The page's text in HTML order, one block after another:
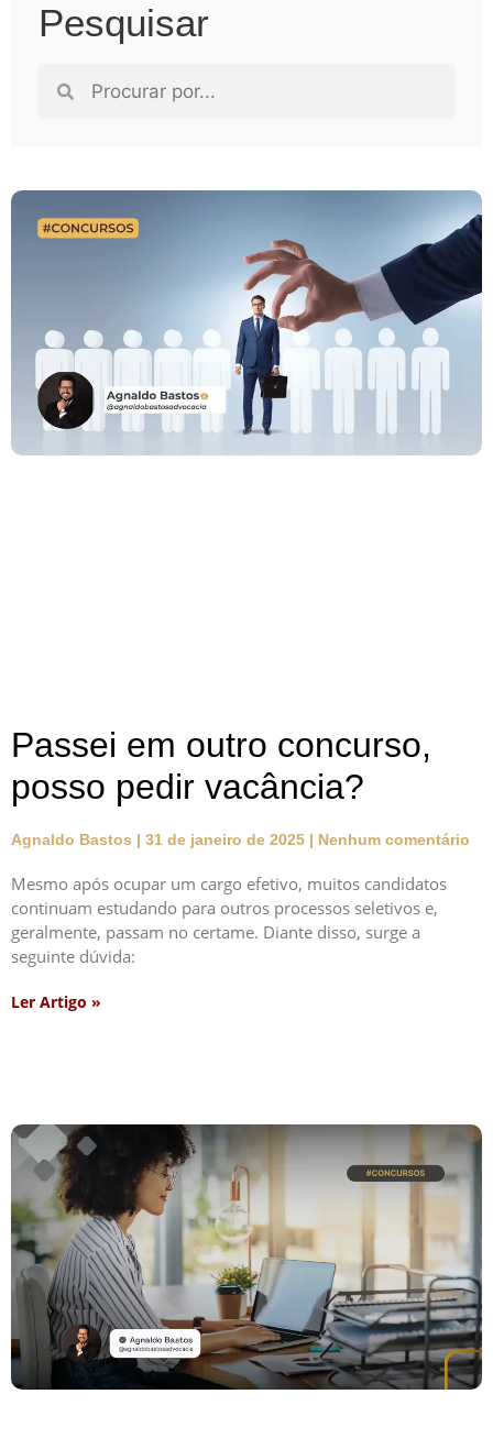
Pesquisar
Passei em outro concurso,
posso pedir vacância?
Agnaldo Bastos 31 de janeiro de 2025 Nenhum comentário
Mesmo após ocupar um cargo efetivo, muitos candidatos
continuam estudando para outros processos seletivos e,
geralmente, passam no certame. Diante disso, surge a
seguinte dúvida:
Ler Artigo »